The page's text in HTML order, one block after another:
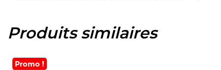
Produits similaires
Promo !